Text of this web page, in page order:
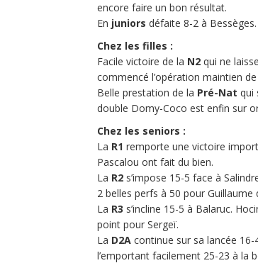
encore faire un bon résultat.
En juniors défaite 8-2 à
Chez les filles :
Facile victoire de la N2 qui ne
commencé l’opération maintien
Belle prestation de la Pré-Nat qui
double Domy-Coco est enfin sur
Chez les seniors :
La R1 remporte une victoire
Pascalou ont fait du bien.
La R2 s’impose 15-5 face à
2 belles perfs à 50 pour
La R3 s’incline 15-5 à Balaruc.
point pour Sergeï.
La D2A continue sur sa lancée 16-
l’emportant facilement 25-23 à la